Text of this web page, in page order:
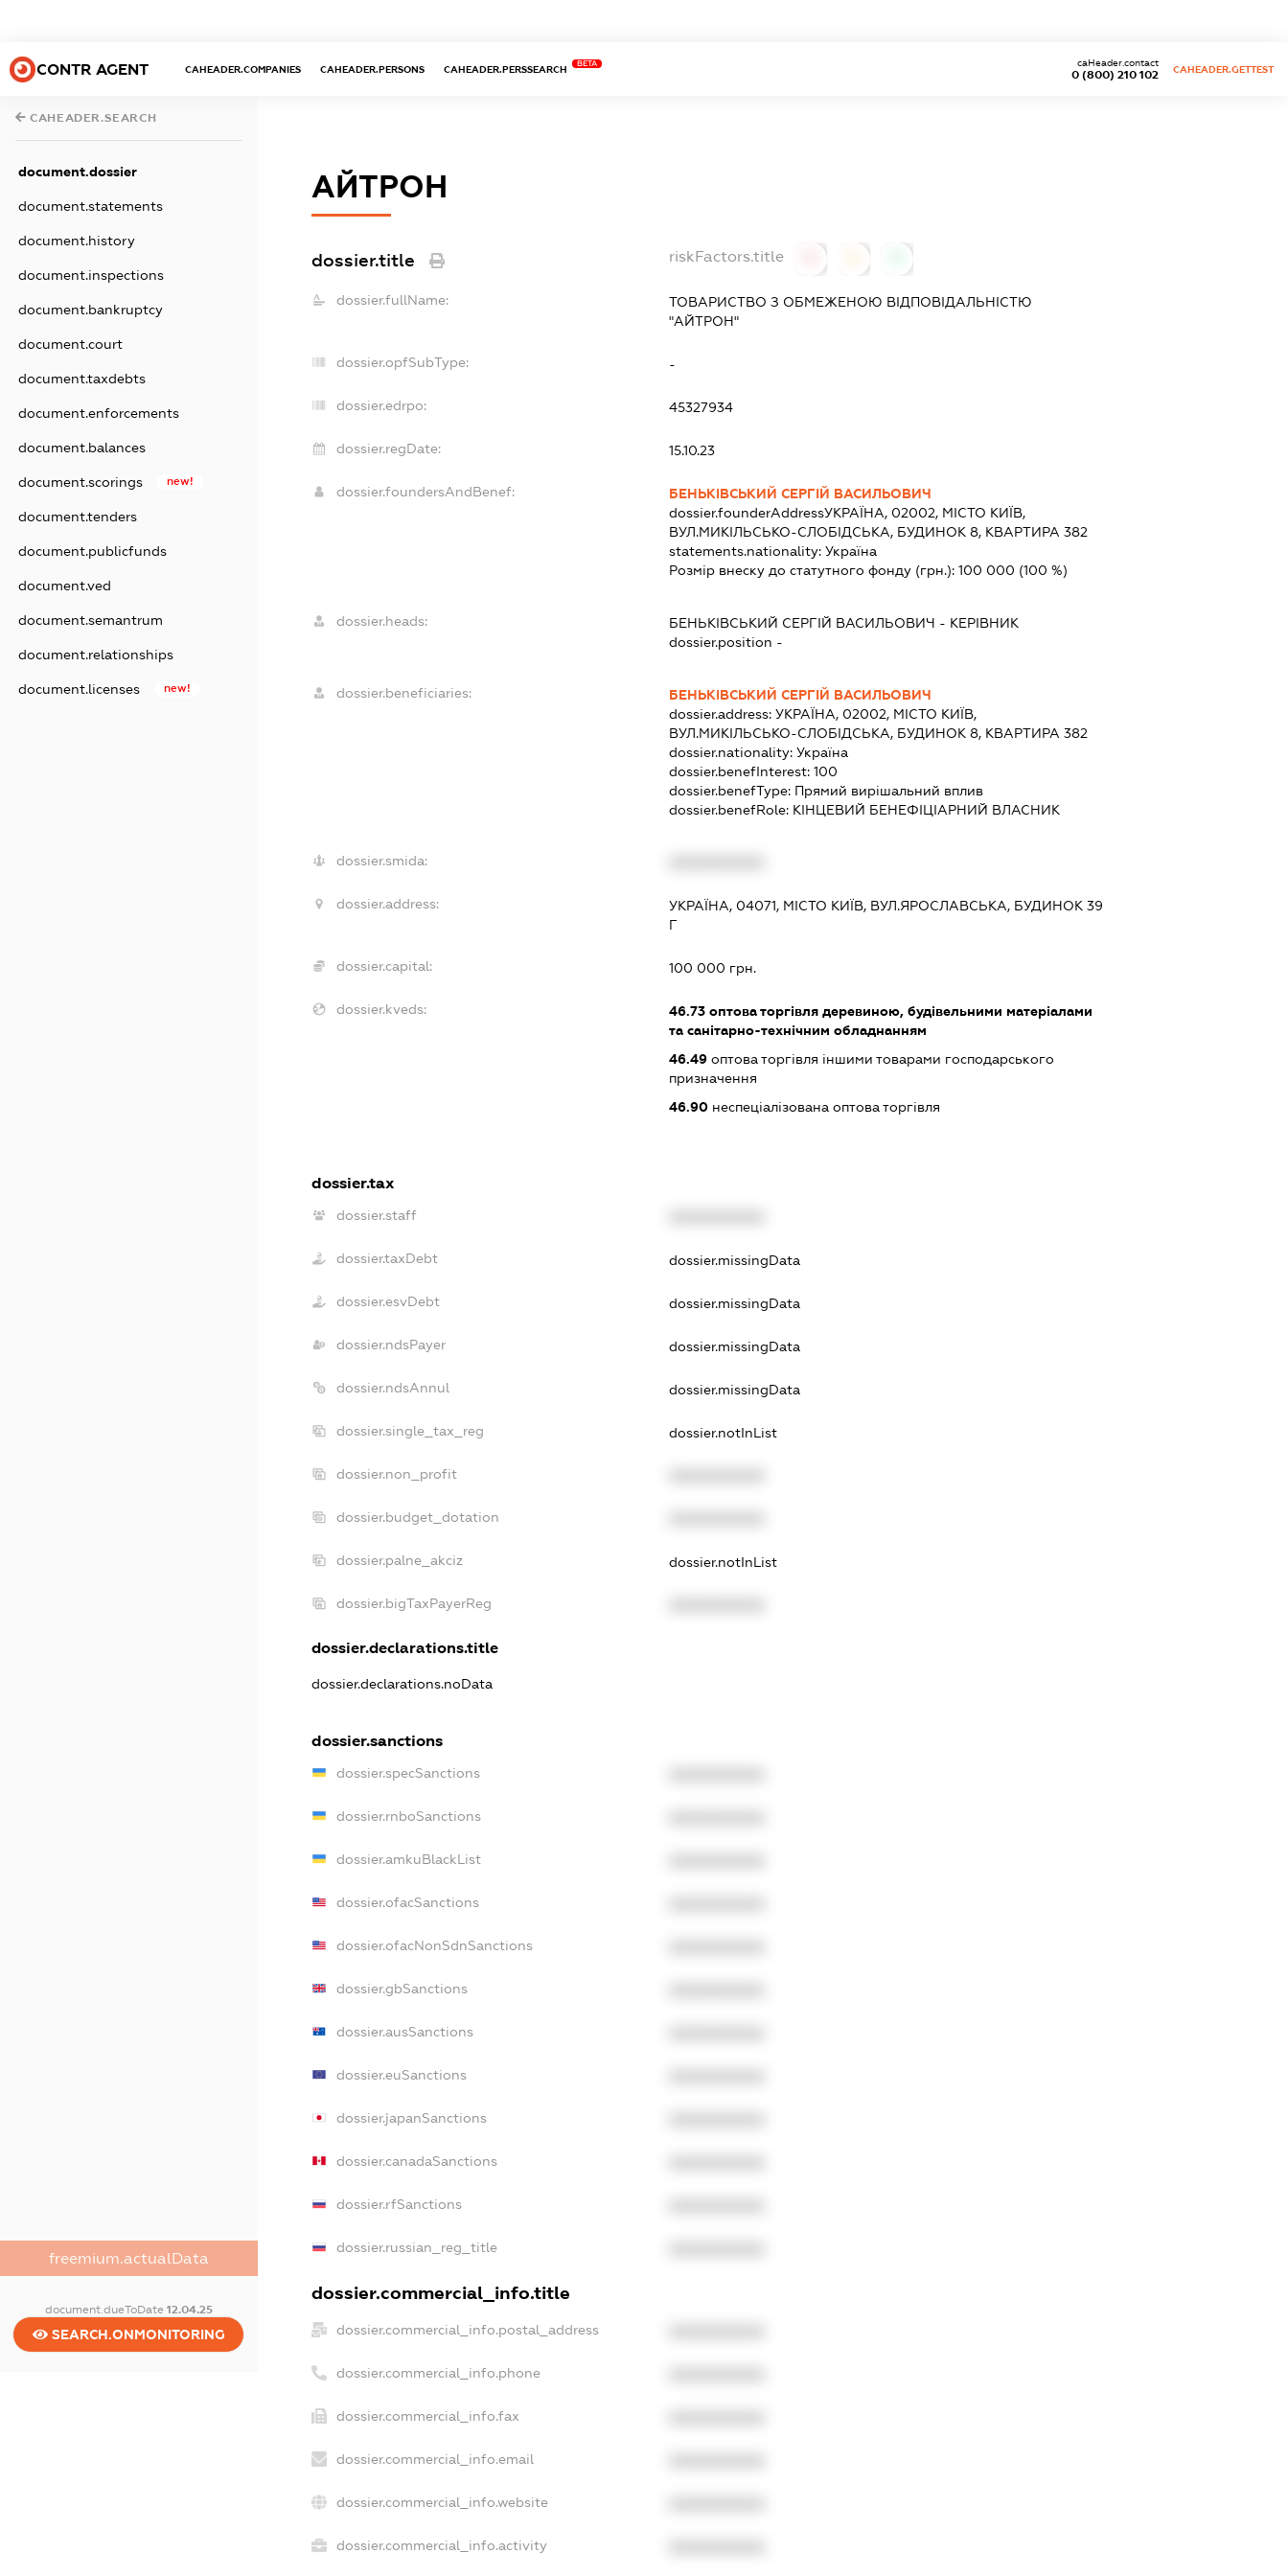
CONTR AGENT CAHEADER.COMPANIES CAHEADER.PERSONS CAHEADER.PERSSEARCH
BETA
0 (800) 210 102
caHeader.contact
CAHEADER.GETTEST
CAHEADER.SEARCH
document.dossier
document.statements
document.history
document.inspections
document.bankruptcy
document.court
document.taxdebts
document.enforcements
document.balances
document.scorings new!
document.tenders
document.publicfunds
document.ved
document.semantrum
document.relationships
document.licenses new!
freemium.actualData
document.dueToDate 12.04.25
SEARCH.ONMONITORING
АЙТРОН
dossier.title riskFactors.title
dossier.fullName:
ТОВАРИСТВО З ОБМЕЖЕНОЮ ВІДПОВІДАЛЬНІСТЮ
"АЙТРОН"
dossier.opfSubType: -
dossier.edrpo: 45327934
dossier.regDate: 15.10.23
dossier.foundersAndBenef:
БЕНЬКІВСЬКИЙ СЕРГІЙ ВАСИЛЬОВИЧ
dossier.founderAddressУКРАЇНА, 02002, МІСТО КИЇВ,
ВУЛ.МИКІЛЬСЬКО-СЛОБІДСЬКА, БУДИНОК 8, КВАРТИРА 382
statements.nationality: Україна
Розмір внеску до статутного фонду (грн.): 100 000 (100 %)
dossier.heads: БЕНЬКІВСЬКИЙ СЕРГІЙ ВАСИЛЬОВИЧ - КЕРІВНИК
dossier.position -
dossier.beneficiaries:
БЕНЬКІВСЬКИЙ СЕРГІЙ ВАСИЛЬОВИЧ
dossier.address: УКРАЇНА, 02002, МІСТО КИЇВ,
ВУЛ.МИКІЛЬСЬКО-СЛОБІДСЬКА, БУДИНОК 8, КВАРТИРА 382
dossier.nationality: Україна
dossier.benefInterest: 100
dossier.benefType: Прямий вирішальний вплив
dossier.benefRole: КІНЦЕВИЙ БЕНЕФІЦІАРНИЙ ВЛАСНИК
dossier.smida:
dossier.address:
УКРАЇНА, 04071, МІСТО КИЇВ, ВУЛ.ЯРОСЛАВСЬКА, БУДИНОК 39
Г
dossier.capital: 100 000 грн.
dossier.kveds: 46.73оптова торгівля деревиною, будівельними матеріалами
та санітарно-технічним обладнанням
46.49оптова торгівля іншими товарами господарського
призначення
46.90неспеціалізована оптова торгівля
dossier.tax
dossier.staff
dossier.taxDebt dossier.missingData
dossier.esvDebt dossier.missingData
dossier.ndsPayer dossier.missingData
dossier.ndsAnnul dossier.missingData
dossier.single_tax_reg dossier.notInList
dossier.non_profit
dossier.budget_dotation
dossier.palne_akciz dossier.notInList
dossier.bigTaxPayerReg
dossier.declarations.title
dossier.declarations.noData
dossier.sanctions
dossier.specSanctions
dossier.rnboSanctions
dossier.amkuBlackList
dossier.ofacSanctions
dossier.ofacNonSdnSanctions
dossier.gbSanctions
dossier.ausSanctions
dossier.euSanctions
dossier.japanSanctions
dossier.canadaSanctions
dossier.rfSanctions
dossier.russian_reg_title
dossier.commercial_info.title
dossier.commercial_info.postal_address
dossier.commercial_info.phone
dossier.commercial_info.fax
dossier.commercial_info.email
dossier.commercial_info.website
dossier.commercial_info.activity